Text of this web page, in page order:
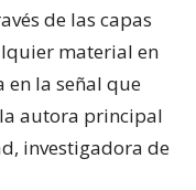
de las capas
material en
en la señal que
la autora principal
investigadora de